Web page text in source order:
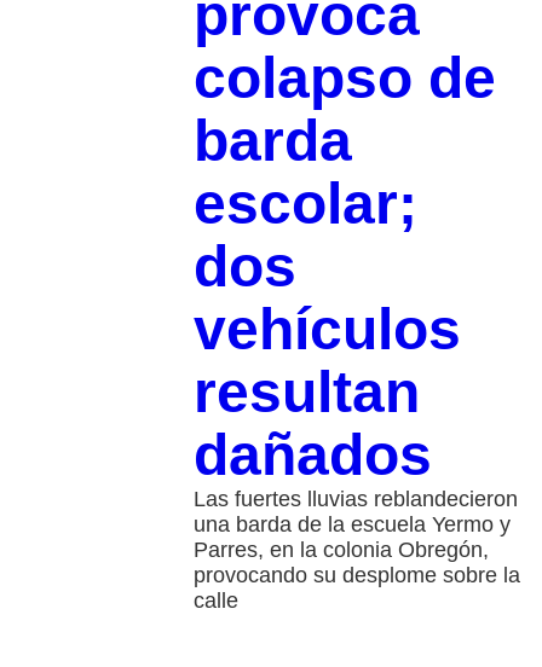
provoca
colapso de
barda
escolar;
dos
vehículos
resultan
dañados
Las fuertes lluvias reblandecieron
una barda de la escuela Yermo y
Parres, en la colonia Obregón,
provocando su desplome sobre la
calle